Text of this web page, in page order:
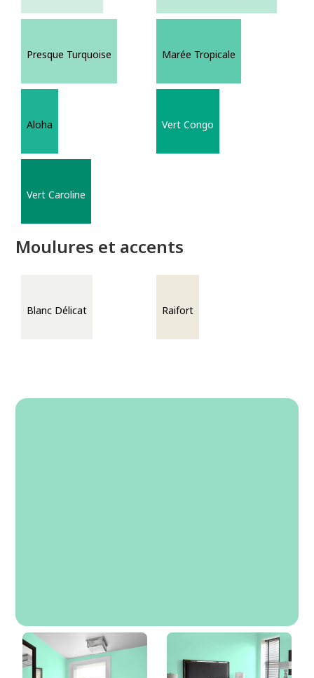
Presque Turquoise Marée Tropicale
Aloha Vert Congo
Vert Caroline
Moulures et accents
Blanc Délicat Raifort
Presque Turquoise
DLX1229-3